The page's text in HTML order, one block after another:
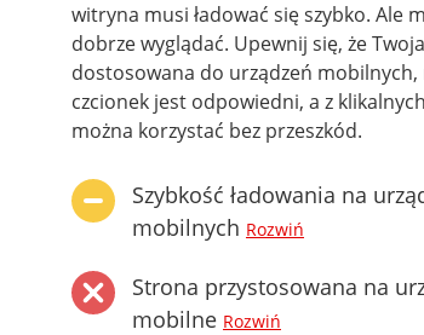
witryna musi ładować się szybko. Ale
dobrze wyglądać. Upewnij się, że
dostosowana do urządzeń
czcionek jest odpowiedni, a z
można korzystać bez przeszkód.
Szybkość ładowania na
mobilnych Rozwiń
Strona przystosowana na
mobilne Rozwiń